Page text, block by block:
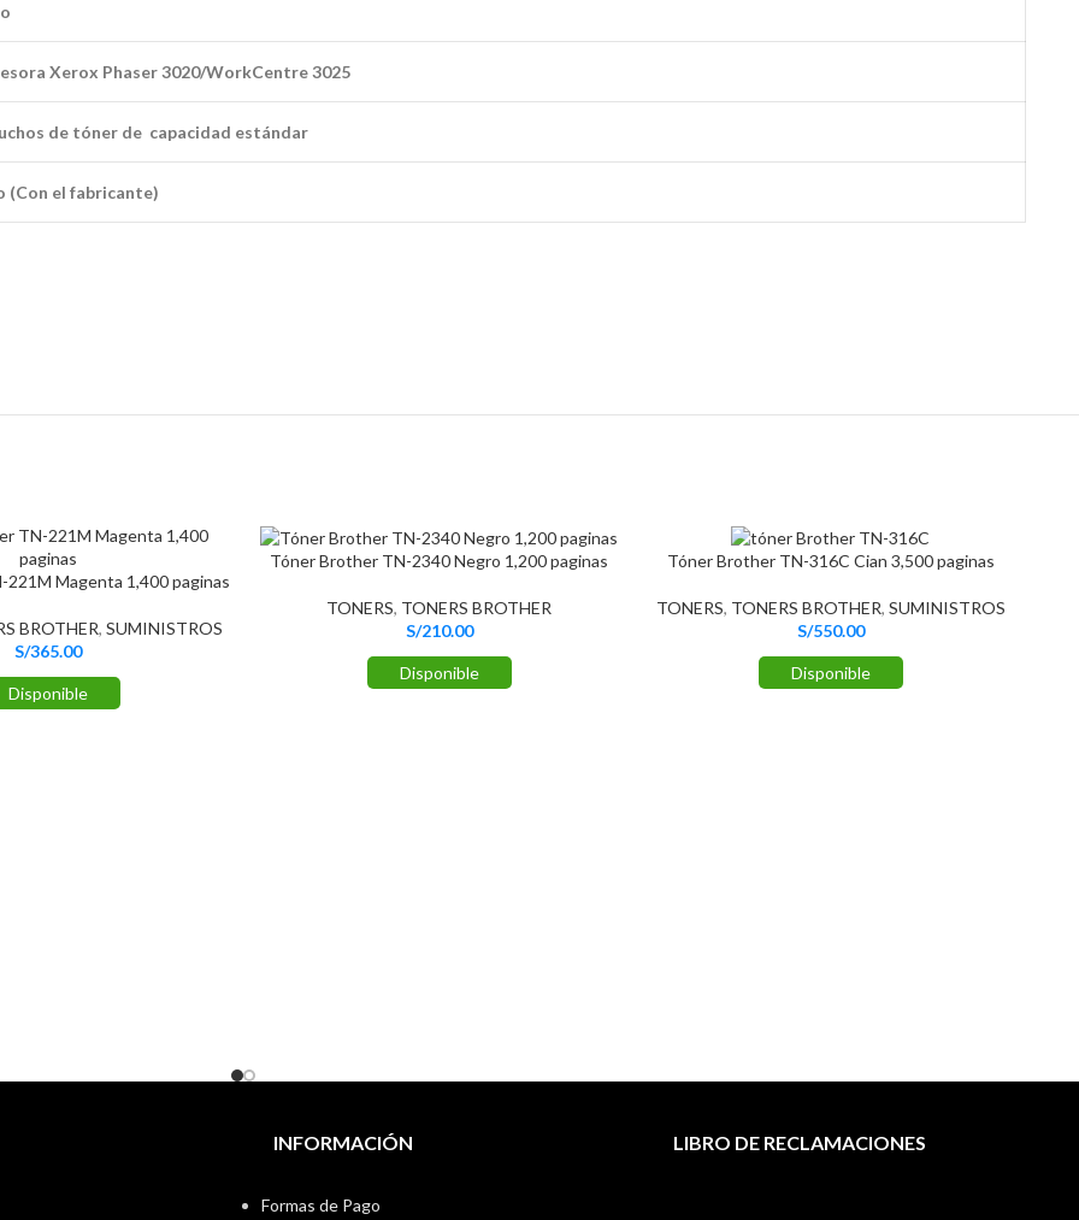
Xerox Phaser 3020/WorkCentre 3025
de tóner de capacidad estándar
(Con el fabricante)
Magenta 1,400 paginas
BROTHER, SUMINISTROS
S/365.00
Disponible
Tóner Brother TN-2340 Negro 1,200 paginas
TONERS, TONERS BROTHER
S/210.00
Disponible
Tóner Brother TN-316C Cian 3,500 paginas
TONERS, TONERS BROTHER, SUMINISTROS
S/550.00
Disponible
INFORMACIÓN
Formas de Pago
LIBRO DE RECLAMACIONES